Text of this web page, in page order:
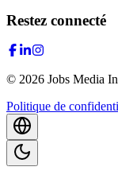
Restez connecté
© 2026 Jobs Media
Politique de